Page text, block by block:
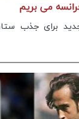
می بریم
برای جذب